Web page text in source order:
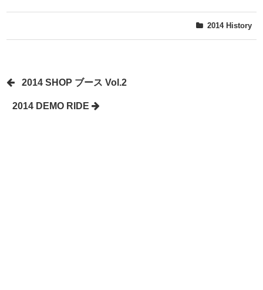
2014 History
2014 SHOP ブース Vol.2
2014 DEMO RIDE